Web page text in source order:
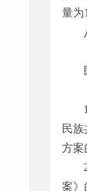
量为
民
方案
案》